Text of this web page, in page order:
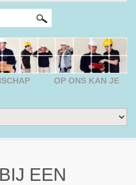
OP ONS KAN JE
EEN